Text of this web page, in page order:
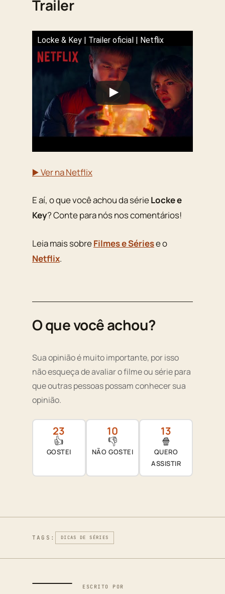
Trailer
Locke & Key | Trailer oficial | Netflix
▶️ Ver na Netflix
E aí, o que você achou da sérieLocke e
Key? Conte para nós nos comentários!
Leia mais sobreFilmes e Sériese o
Netflix.
O que você achou?
Sua opinião é muito importante, por isso
não esqueça de avaliar o filme ou série para
que outras pessoas possam conhecer sua
opinião.
23
👍
GOSTEI
10
👎
NÃO GOSTEI
13
🍿
QUERO
ASSISTIR
TAGS: DICAS DE SÉRIES
ESCRITO POR